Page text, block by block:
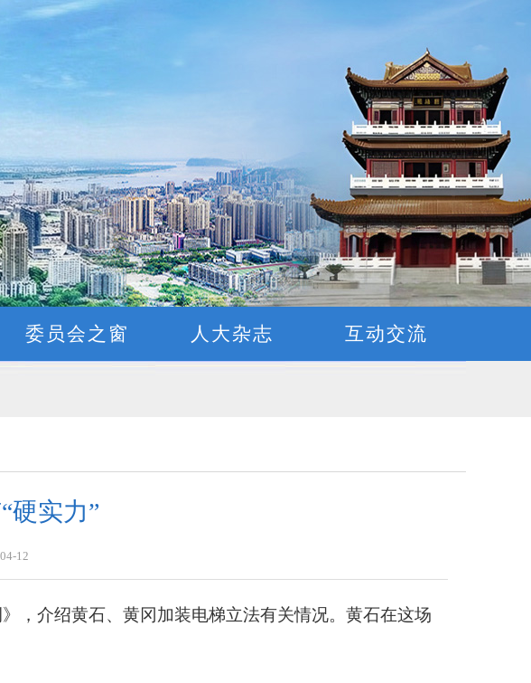
委员会之窗 人大杂志 互动交流
硬实力”
12
，介绍黄石、黄冈加装电梯立法有关情况。黄石在这场